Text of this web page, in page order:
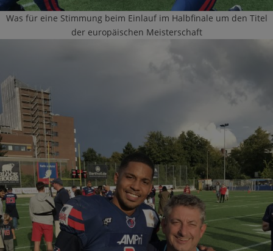
Was für eine Stimmung beim Einlauf im Halbfinale um den Titel
der europäischen Meisterschaft